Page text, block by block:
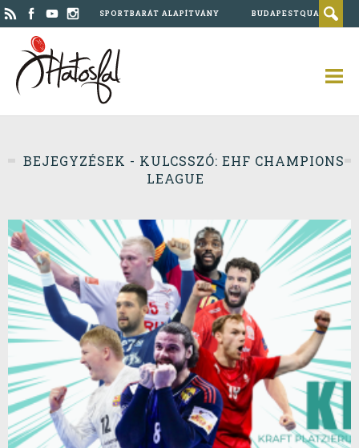
SPORTBARÁT ALAPÍTVÁNY BUDAPESTQUAD
BEJEGYZÉSEK - KULCSSZÓ: EHF CHAMPIONS
LEAGUE